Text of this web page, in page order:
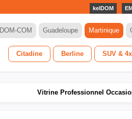
kelDOM
DOM-COM Guadeloupe Martinique
Citadine Berline SUV &
Vitrine Professionnel